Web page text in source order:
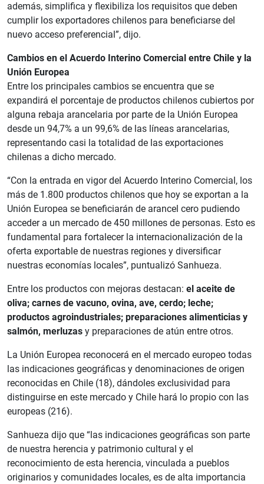
además, simplifica y flexibiliza los requisitos que deben
cumplir los exportadores chilenos para beneficiarse del
nuevo acceso preferencial”, dijo.
Cambios en el Acuerdo Interino Comercial entre Chile y la
Unión Europea
Entre los principales cambios se encuentra que se
expandirá el porcentaje de productos chilenos cubiertos por
alguna rebaja arancelaria por parte de la Unión Europea
desde un 94,7% a un 99,6% de las líneas arancelarias,
representando casi la totalidad de las exportaciones
chilenas a dicho mercado.
“Con la entrada en vigor del Acuerdo Interino Comercial, los
más de 1.800 productos chilenos que hoy se exportan a la
Unión Europea se beneficiarán de arancel cero pudiendo
acceder a un mercado de 450 millones de personas. Esto es
fundamental para fortalecer la internacionalización de la
oferta exportable de nuestras regiones y diversificar
nuestras economías locales”, puntualizó Sanhueza.
Entre los productos con mejoras destacan: el aceite de
oliva; carnes de vacuno, ovina, ave, cerdo; leche;
productos agroindustriales; preparaciones alimenticias y
salmón, merluzas y preparaciones de atún entre otros.
La Unión Europea reconocerá en el mercado europeo todas
las indicaciones geográficas y denominaciones de origen
reconocidas en Chile (18), dándoles exclusividad para
distinguirse en este mercado y Chile hará lo propio con las
europeas (216).
Sanhueza dijo que “las indicaciones geográficas son parte
de nuestra herencia y patrimonio cultural y el
reconocimiento de esta herencia, vinculada a pueblos
originarios y comunidades locales, es de alta importancia